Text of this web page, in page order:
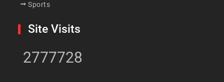
Sports
Site Visits
2777728